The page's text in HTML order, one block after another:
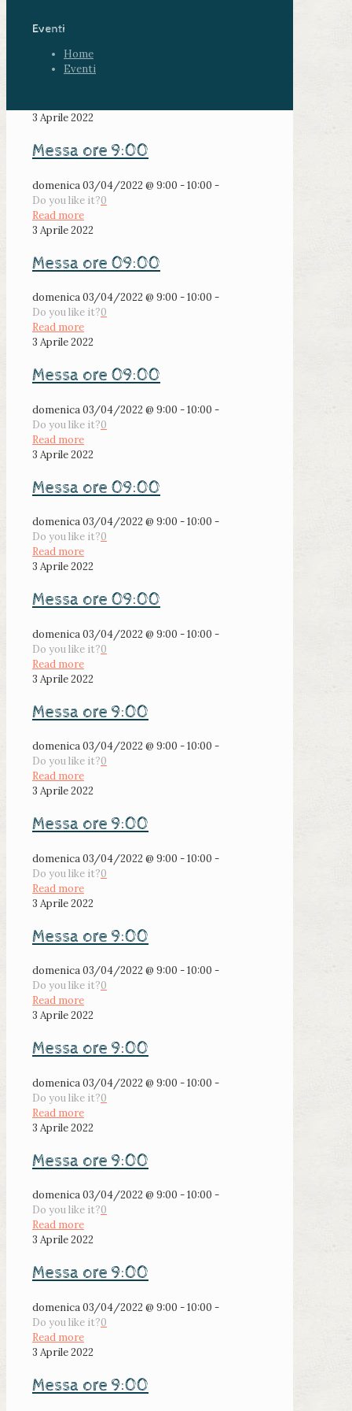
Eventi
Home
Eventi
3 Aprile 2022
Messa ore 9:00
domenica 03/04/2022 @ 9:00 - 10:00 -
Do you like it?0
Read more
3 Aprile 2022
Messa ore 09:00
domenica 03/04/2022 @ 9:00 - 10:00 -
Do you like it?0
Read more
3 Aprile 2022
Messa ore 09:00
domenica 03/04/2022 @ 9:00 - 10:00 -
Do you like it?0
Read more
3 Aprile 2022
Messa ore 09:00
domenica 03/04/2022 @ 9:00 - 10:00 -
Do you like it?0
Read more
3 Aprile 2022
Messa ore 09:00
domenica 03/04/2022 @ 9:00 - 10:00 -
Do you like it?0
Read more
3 Aprile 2022
Messa ore 9:00
domenica 03/04/2022 @ 9:00 - 10:00 -
Do you like it?0
Read more
3 Aprile 2022
Messa ore 9:00
domenica 03/04/2022 @ 9:00 - 10:00 -
Do you like it?0
Read more
3 Aprile 2022
Messa ore 9:00
domenica 03/04/2022 @ 9:00 - 10:00 -
Do you like it?0
Read more
3 Aprile 2022
Messa ore 9:00
domenica 03/04/2022 @ 9:00 - 10:00 -
Do you like it?0
Read more
3 Aprile 2022
Messa ore 9:00
domenica 03/04/2022 @ 9:00 - 10:00 -
Do you like it?0
Read more
3 Aprile 2022
Messa ore 9:00
domenica 03/04/2022 @ 9:00 - 10:00 -
Do you like it?0
Read more
3 Aprile 2022
Messa ore 9:00